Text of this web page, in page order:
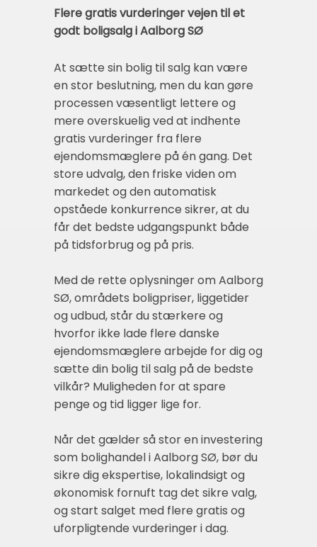
Flere gratis vurderinger vejen til et
godt boligsalg i Aalborg SØ
At sætte sin bolig til salg kan være
en stor beslutning, men du kan gøre
processen væsentligt lettere og
mere overskuelig ved at indhente
gratis vurderinger fra flere
ejendomsmæglere på én gang. Det
store udvalg, den friske viden om
markedet og den automatisk
opståede konkurrence sikrer, at du
får det bedste udgangspunkt både
på tidsforbrug og på pris.
Med de rette oplysninger om Aalborg
SØ, områdets boligpriser, liggetider
og udbud, står du stærkere og
hvorfor ikke lade flere danske
ejendomsmæglere arbejde for dig og
sætte din bolig til salg på de bedste
vilkår? Muligheden for at spare
penge og tid ligger lige for.
Når det gælder så stor en investering
som bolighandel i Aalborg SØ, bør du
sikre dig ekspertise, lokalindsigt og
økonomisk fornuft tag det sikre valg,
og start salget med flere gratis og
uforpligtende vurderinger i dag.